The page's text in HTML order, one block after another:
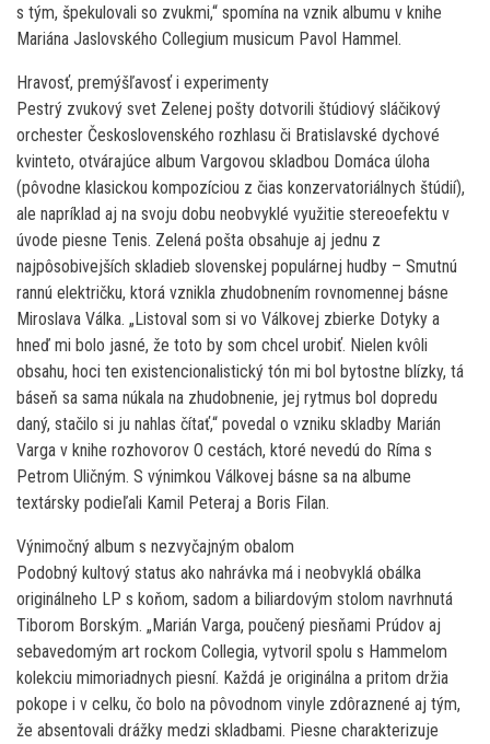
s tým, špekulovali so zvukmi,“ spomína na vznik albumu v knihe
Mariána Jaslovského Collegium musicum Pavol Hammel.
Hravosť, premýšľavosť i experimenty
Pestrý zvukový svet Zelenej pošty dotvorili štúdiový sláčikový
orchester Československého rozhlasu či Bratislavské dychové
kvinteto, otvárajúce album Vargovou skladbou Domáca úloha
(pôvodne klasickou kompozíciou z čias konzervatoriálnych štúdií),
ale napríklad aj na svoju dobu neobvyklé využitie stereoefektu v
úvode piesne Tenis. Zelená pošta obsahuje aj jednu z
najpôsobivejších skladieb slovenskej populárnej hudby – Smutnú
rannú električku, ktorá vznikla zhudobnením rovnomennej básne
Miroslava Válka. „Listoval som si vo Válkovej zbierke Dotyky a
hneď mi bolo jasné, že toto by som chcel urobiť. Nielen kvôli
obsahu, hoci ten existencionalistický tón mi bol bytostne blízky, tá
báseň sa sama núkala na zhudobnenie, jej rytmus bol dopredu
daný, stačilo si ju nahlas čítať,“ povedal o vzniku skladby Marián
Varga v knihe rozhovorov O cestách, ktoré nevedú do Ríma s
Petrom Uličným. S výnimkou Válkovej básne sa na albume
textársky podieľali Kamil Peteraj a Boris Filan.
Výnimočný album s nezvyčajným obalom
Podobný kultový status ako nahrávka má i neobvyklá obálka
originálneho LP s koňom, sadom a biliardovým stolom navrhnutá
Tiborom Borským. „Marián Varga, poučený piesňami Prúdov aj
sebavedomým art rockom Collegia, vytvoril spolu s Hammelom
kolekciu mimoriadnych piesní. Každá je originálna a pritom držia
pokope i v celku, čo bolo na pôvodnom vinyle zdôraznené aj tým,
že absentovali drážky medzi skladbami. Piesne charakterizuje